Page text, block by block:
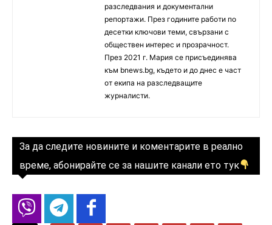
разследвания и документални
репортажи. През годините работи по
десетки ключови теми, свързани с
обществен интерес и прозрачност.
През 2021 г. Мария се присъединява
към bnews.bg, където и до днес е част
от екипа на разследващите
журналисти.
За да следите новините и коментарите в реално
време, абонирайте се за нашите канали ето тук